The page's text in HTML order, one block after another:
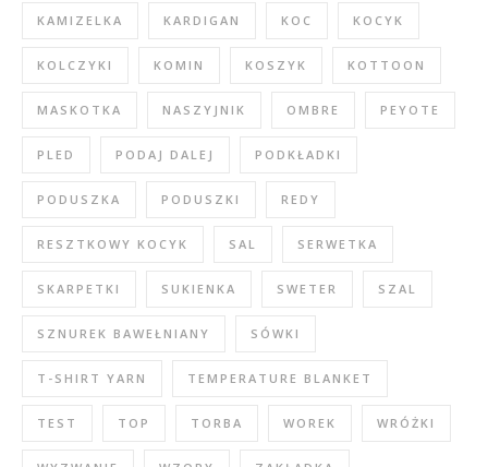
KAMIZELKA KARDIGAN KOC KOCYK
KOLCZYKI KOMIN KOSZYK KOTTOON
MASKOTKA NASZYJNIK OMBRE PEYOTE
PLED PODAJ DALEJ PODKŁADKI
PODUSZKA PODUSZKI REDY
RESZTKOWY KOCYK SAL SERWETKA
SKARPETKI SUKIENKA SWETER SZAL
SZNUREK BAWEŁNIANY SÓWKI
T-SHIRT YARN TEMPERATURE BLANKET
TEST TOP TORBA WOREK WRÓŻKI